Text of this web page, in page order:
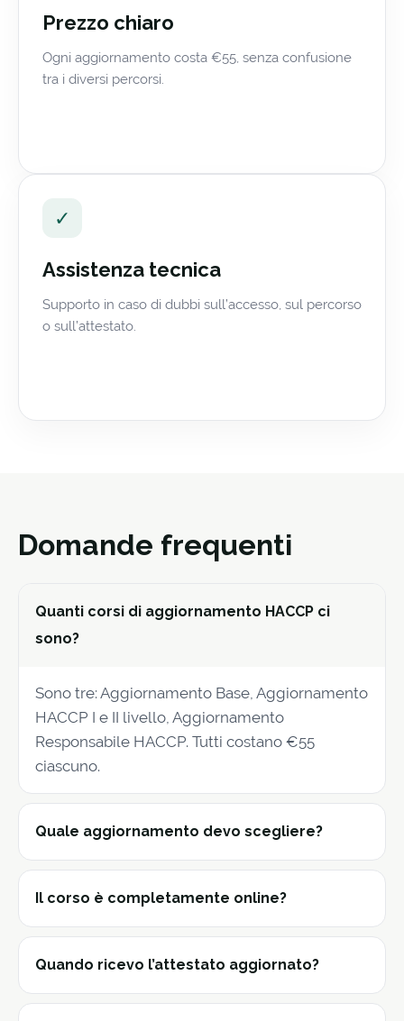
Prezzo chiaro
Ogni aggiornamento costa €55, senza confusione
tra i diversi percorsi.
✓
Assistenza tecnica
Supporto in caso di dubbi sull’accesso, sul percorso
o sull’attestato.
Domande frequenti
Quanti corsi di aggiornamento HACCP ci
sono?
Sono tre: Aggiornamento Base, Aggiornamento
HACCP I e II livello, Aggiornamento
Responsabile HACCP. Tutti costano €55
ciascuno.
Quale aggiornamento devo scegliere?
Il corso è completamente online?
Quando ricevo l’attestato aggiornato?